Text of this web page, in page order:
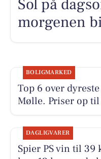
Sol på
morgenen
BOLIGMARKED
Top 6 over
Mølle. Priser op
DAGLIGVARER
Spier PS vin til 39